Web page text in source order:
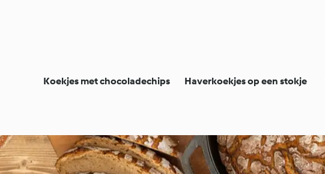
Koekjes met chocoladechips Haverkoekjes op een stokje